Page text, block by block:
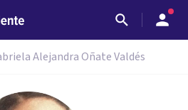
Alejandra Oñate Valdés